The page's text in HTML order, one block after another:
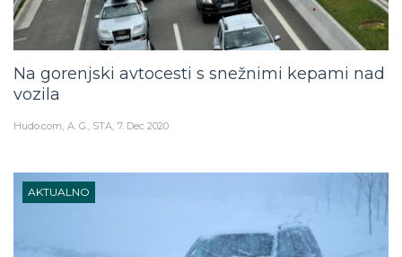
Na gorenjski avtocesti s snežnimi kepami nad
vozila
Hudo.com A. G., STA 7. Dec 2020
AKTUALNO